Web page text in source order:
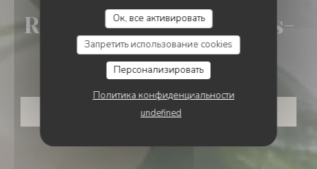
Ок, все активировать
Запретить использование cookies
Персонализировать
Политика конфиденциальности
undefined
Restaurant à Levallois-
Perret
ЗАБРОНИРОВАТЬ СТОЛИК